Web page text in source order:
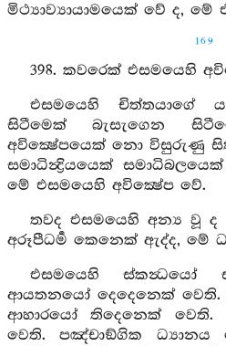
මිථ්‍යාව්‍යායාමයෙක් වේ ද, මේ
169
398. කවරෙක් එසමයෙහි
එසමයෙහි චිත්තයාගේ
සිටීමෙක් බැසැගෙන
අවික්‍ෂේපයෙක් නො විසුරුණු
සමාධින්‍ද්‍රියයෙක්
මේ එසමයෙහි අවික්‍ෂේප වේ.
තවද එසමයෙහි අන්‍ය වූ ද
අරූපීධර්‍ම කෙනෙක් ඇද්ද, මේ
එසමයෙහි ස්කන්‍ධයෝ
ආයතනයෝ දෙදෙනෙක් වෙති.
ආහාරයෝ තිදෙනෙක් වෙති.
වෙති. පඤ්චාඞ්ගික ධ්‍යානය